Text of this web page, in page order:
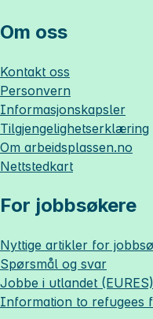
Om oss
Kontakt oss
Personvern
Informasjonskapsler
Tilgjengelighetserklæring
Om arbeidsplassen.no
Nettstedkart
For jobbsøkere
Nyttige artikler for
Spørsmål og svar
Jobbe i utlandet (EURES)
Information to refugees